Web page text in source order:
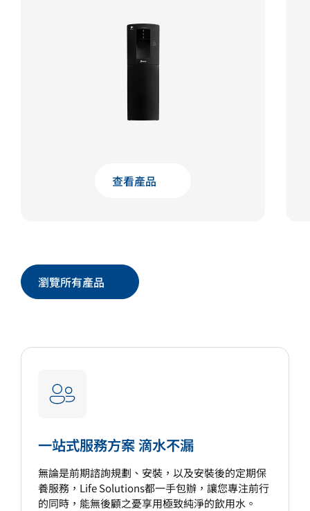
查看產品
瀏覽所有產品
一站式服務方案 滴水不漏
無論是前期諮詢規劃、安裝，以及安裝後的定期保
養服務，Life Solutions都一手包辦，讓您專注前行
的同時，能無後顧之憂享用極致純淨的飲用水。